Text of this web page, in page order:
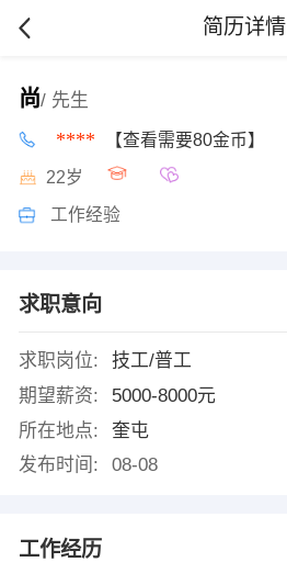
简历详情
尚/ 先生
**** 【查看需要80金币】
22岁
工作经验
求职意向
求职岗位:
技工/普工
期望薪资:
5000-8000元
所在地点:
奎屯
发布时间:
08-08
工作经历